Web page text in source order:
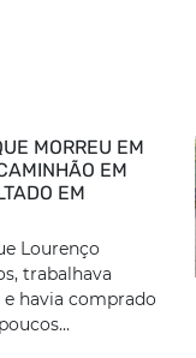
MORREU EM
EM
EM
Lourenço
trabalhava
havia comprado